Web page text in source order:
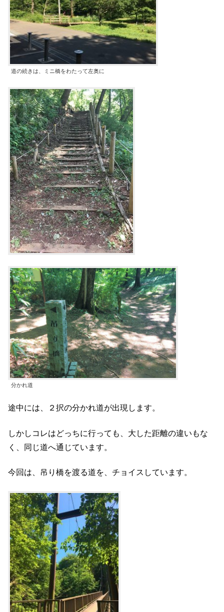
道の続きは、ミニ橋をわたって左奥に
分かれ道
途中には、２択の分かれ道が出現します。
しかしコレはどっちに行っても、大した距離の違いもな
く、同じ道へ通じています。
今回は、吊り橋を渡る道を、チョイスしています。